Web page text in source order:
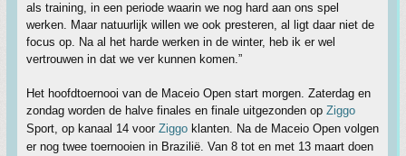
als training, in een periode waarin we nog hard aan ons spel
werken. Maar natuurlijk willen we ook presteren, al ligt daar niet de
focus op. Na al het harde werken in de winter, heb ik er wel
vertrouwen in dat we ver kunnen komen.”
Het hoofdtoernooi van de Maceio Open start morgen. Zaterdag en
zondag worden de halve finales en finale uitgezonden op Ziggo
Sport, op kanaal 14 voor Ziggo klanten. Na de Maceio Open volgen
er nog twee toernooien in Brazilië. Van 8 tot en met 13 maart doen